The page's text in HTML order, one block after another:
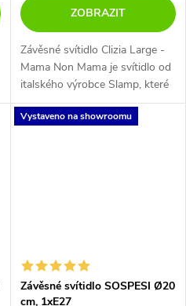
ZOBRAZIT
Závěsné svítidlo Clizia Large -
Mama Non Mama je svítidlo od
italského výrobce Slamp, které
má tvar koule složené z různě
velkých okvětních lístků. Tyto
Vystaveno na showroomu
Závěsné svítidlo SOSPESI Ø20
cm, 1xE27